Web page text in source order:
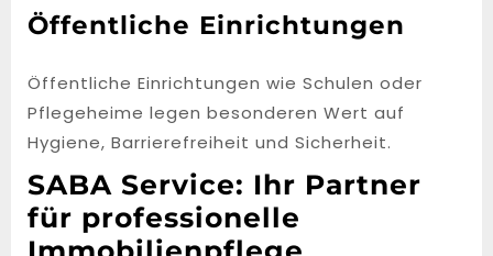
Öffentliche Einrichtungen
Öffentliche Einrichtungen wie Schulen oder
Pflegeheime legen besonderen Wert auf
Hygiene, Barrierefreiheit und Sicherheit.
SABA Service: Ihr Partner
für professionelle